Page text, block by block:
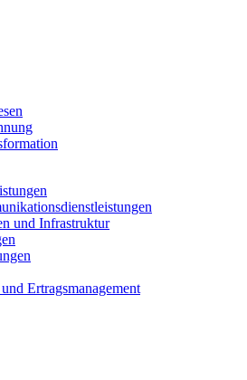
und Infrastruktur
Ertragsmanagement